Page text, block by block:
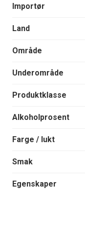
Importør
Land
Område
Underområde
Produktklasse
Alkoholprosent
Farge / lukt
Smak
Egenskaper